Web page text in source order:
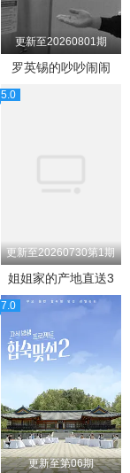
更新至20260801期
罗英锡的吵吵闹闹
5.0
更新至20260730第1期
姐姐家的产地直送3
7.0
更新至第06期